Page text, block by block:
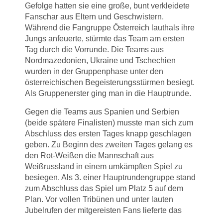
Gefolge hatten sie eine große, bunt verkleidete
Fanschar aus Eltern und Geschwistern.
Während die Fangruppe Österreich lauthals ihre
Jungs anfeuerte, stürmte das Team am ersten
Tag durch die Vorrunde. Die Teams aus
Nordmazedonien, Ukraine und Tschechien
wurden in der Gruppenphase unter den
österreichischen Begeisterungsstürmen besiegt.
Als Gruppenerster ging man in die Hauptrunde.
Gegen die Teams aus Spanien und Serbien
(beide spätere Finalisten) musste man sich zum
Abschluss des ersten Tages knapp geschlagen
geben. Zu Beginn des zweiten Tages gelang es
den Rot-Weißen die Mannschaft aus
Weißrussland in einem umkämpften Spiel zu
besiegen. Als 3. einer Hauptrundengruppe stand
zum Abschluss das Spiel um Platz 5 auf dem
Plan. Vor vollen Tribünen und unter lauten
Jubelrufen der mitgereisten Fans lieferte das